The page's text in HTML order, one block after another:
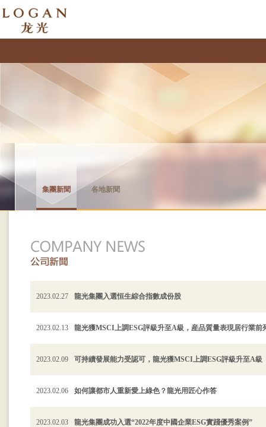
集團新聞 各地新聞
2023.02.27 龍光集團入選恒生綜合指數成份股
2023.02.13 龍光獲MSCI上調ESG評級升至A級，産品質量表現居行業前
2023.02.09 可持續發展能力受認可，龍光獲MSCI上調ESG評級升至A級
2023.02.06 如何讓都市人重新愛上綠色？龍光用匠心作答
2023.02.03 龍光集團成功入選“2022年度中國企業ESG實踐優秀案例”